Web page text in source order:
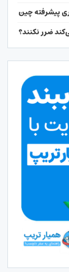
پیشرفته چین
ضرر نکنند؟